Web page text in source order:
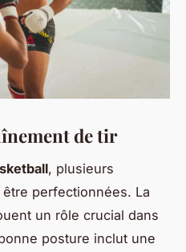
de tir
, plusieurs
perfectionnées. La
un rôle crucial dans
posture inclut une